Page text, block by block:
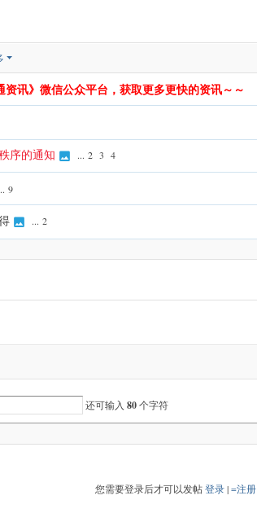
讯》微信公众平台，获取更多更快的资讯～～
序的通知 ... 2 3 4
.. 9
... 2
还可输入 80个字符
您需要登录后才可以发帖登录|=注册